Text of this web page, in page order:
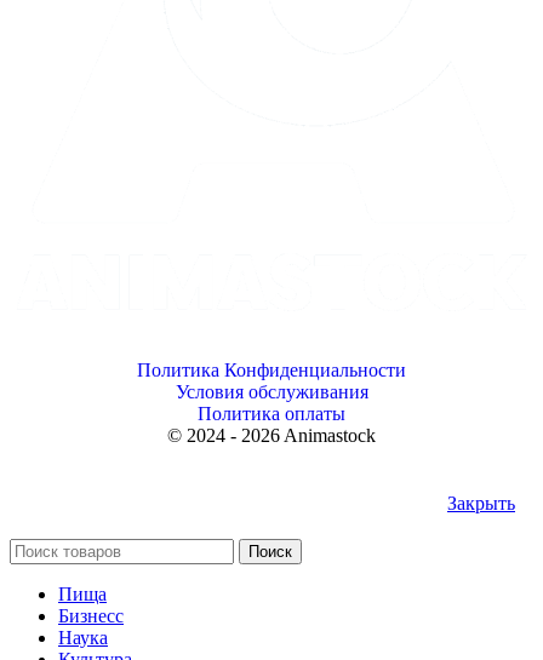
Политика Конфиденциальности
Условия обслуживания
Политика оплаты
© 2024 - 2026 Animastock
Закрыть
Поиск
Пища
Бизнесс
Наука